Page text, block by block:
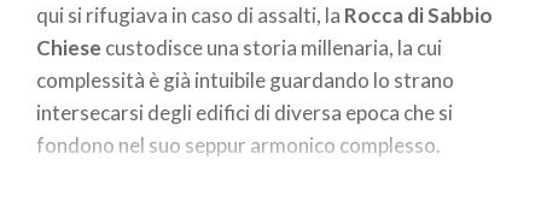
qui si rifugiava in caso di assalti, la Rocca di Sabbio
Chiese custodisce una storia millenaria, la cui
complessità è già intuibile guardando lo strano
intersecarsi degli edifici di diversa epoca che si
fondono nel suo seppur armonico complesso.